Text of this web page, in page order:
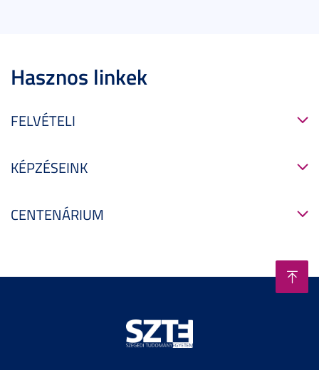
Hasznos linkek
FELVÉTELI
KÉPZÉSEINK
CENTENÁRIUM